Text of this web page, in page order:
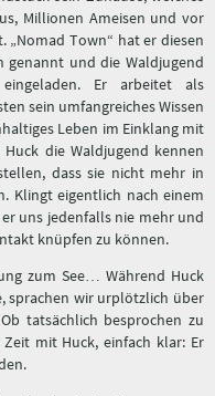
Millionen Ameisen und vor
Town“ hat er diesen
genannt und die Waldjugend
Er arbeitet als
sein umfangreiches Wissen
Leben im Einklang mit
die Waldjugend kennen
dass sie nicht mehr in
Klingt eigentlich nach einem
uns jedenfalls nie mehr und
knüpfen zu können.
zum See… Während Huck
sprachen wir urplötzlich über
tatsächlich besprochen zu
mit Huck, einfach klar: Er